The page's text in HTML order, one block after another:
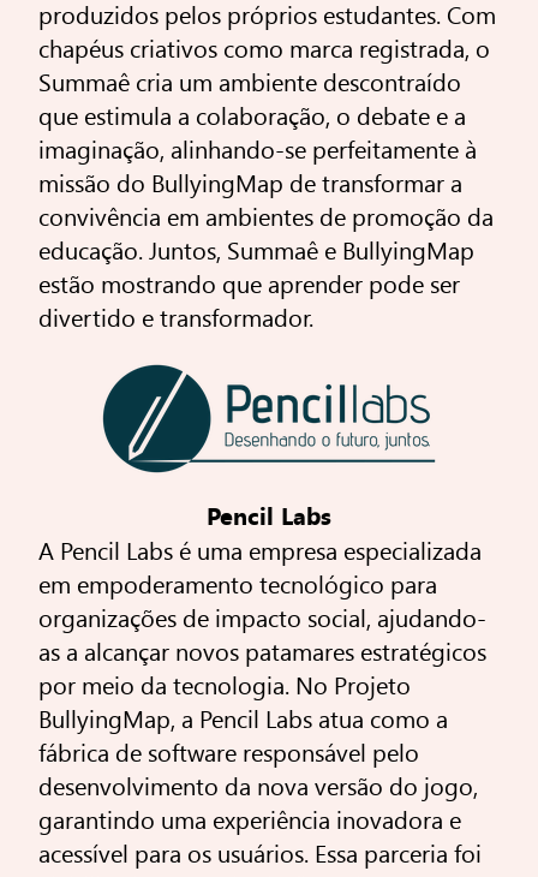
produzidos pelos próprios estudantes. Com
chapéus criativos como marca registrada, o
Summaê cria um ambiente descontraído
que estimula a colaboração, o debate e a
imaginação, alinhando-se perfeitamente à
missão do BullyingMap de transformar a
convivência em ambientes de promoção da
educação. Juntos, Summaê e BullyingMap
estão mostrando que aprender pode ser
divertido e transformador.
Pencil Labs
A Pencil Labs é uma empresa especializada
em empoderamento tecnológico para
organizações de impacto social, ajudando-
as a alcançar novos patamares estratégicos
por meio da tecnologia. No Projeto
BullyingMap, a Pencil Labs atua como a
fábrica de software responsável pelo
desenvolvimento da nova versão do jogo,
garantindo uma experiência inovadora e
acessível para os usuários. Essa parceria foi